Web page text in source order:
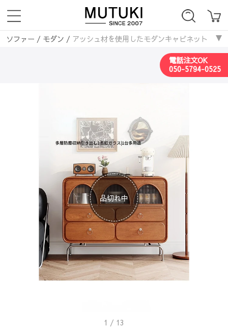
ソファー / モダン / アッシュ材を使用したモダンキャビネット | ス
電話注文OK
050-5794-0525
品切れ中
1 / 13